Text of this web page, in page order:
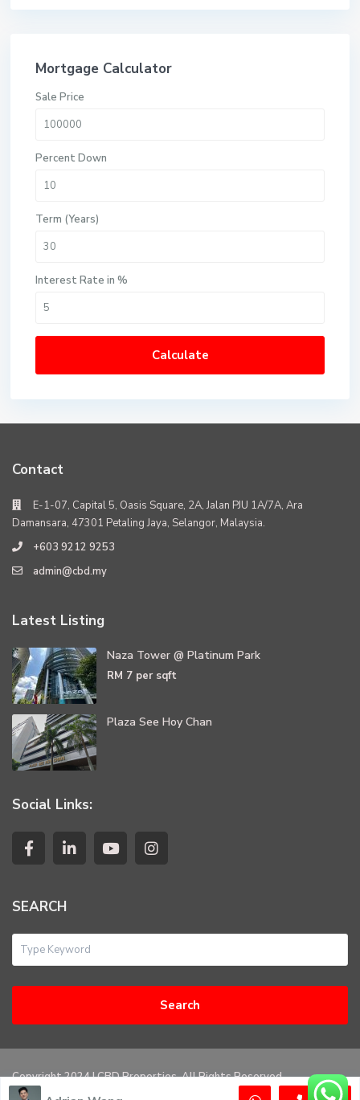
Mortgage Calculator
Sale Price
Percent Down
Term (Years)
Interest Rate in %
Calculate
Contact
E-1-07, Capital 5, Oasis Square, 2A, Jalan PJU 1A/7A, Ara
Damansara, 47301 Petaling Jaya, Selangor, Malaysia.
+603 9212 9253
admin@cbd.my
Latest Listing
Naza Tower @ Platinum Park
RM 7 per sqft
Plaza See Hoy Chan
Social Links:
SEARCH
Search
Copyright 2024 | CBD Properties. All Rights Reserved